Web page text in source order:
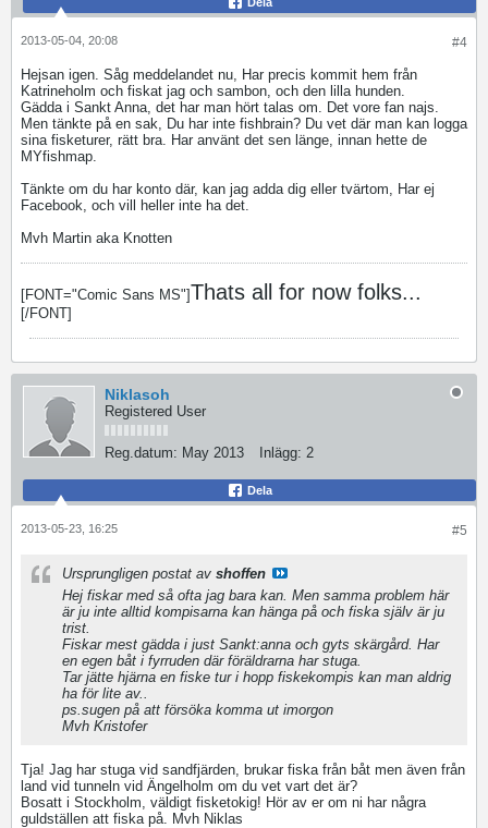
#4
2013-05-04, 20:08
Hejsan igen. Såg meddelandet nu, Har precis kommit hem från
Katrineholm och fiskat jag och sambon, och den lilla hunden.
Gädda i Sankt Anna, det har man hört talas om. Det vore fan najs.
Men tänkte på en sak, Du har inte fishbrain? Du vet där man kan logga
sina fisketurer, rätt bra. Har använt det sen länge, innan hette de
MYfishmap.
Tänkte om du har konto där, kan jag adda dig eller tvärtom, Har ej
Facebook, och vill heller inte ha det.
Mvh Martin aka Knotten
[FONT="Comic Sans MS"]Thats all for now folks...
[/FONT]
Niklasoh
Registered User
Reg.datum: May 2013 Inlägg: 2
Dela
#5
2013-05-23, 16:25
Ursprungligen postat av shoffen
Hej fiskar med så ofta jag bara kan. Men samma problem här
är ju inte alltid kompisarna kan hänga på och fiska själv är ju
trist.
Fiskar mest gädda i just Sankt:anna och gyts skärgård. Har
en egen båt i fyrruden där föräldrarna har stuga.
Tar jätte hjärna en fiske tur i hopp fiskekompis kan man aldrig
ha för lite av..
ps.sugen på att försöka komma ut imorgon
Mvh Kristofer
Tja! Jag har stuga vid sandfjärden, brukar fiska från båt men även från
land vid tunneln vid Ängelholm om du vet vart det är?
Bosatt i Stockholm, väldigt fisketokig! Hör av er om ni har några
guldställen att fiska på. Mvh Niklas